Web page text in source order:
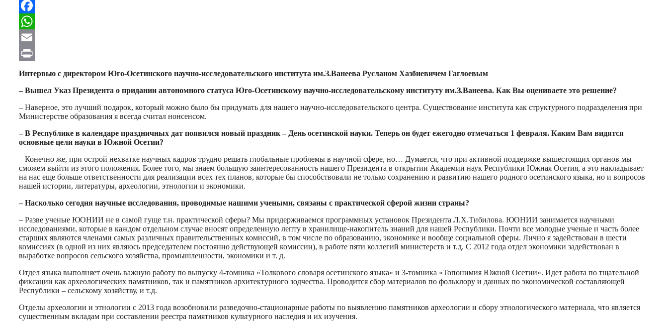
Telegram
Facebook
WhatsApp
Email
Print
Интервью с директором Юго-Осетинского научно-исследовательского института им.З.Ванеева Русланом Хазбиевичем Гаглоевым
– Вышел Указ Президента о придании автономного статуса Юго-Осетинскому научно-исследовательскому институту им.З.Ванеева. Как Вы оцениваете это решение?
– Наверное, это лучший подарок, который можно было бы придумать для нашего научно-исследовательского центра. Существование института как структурного подразделения при
Министерстве образования я всегда считал нонсенсом.
– В Республике в календаре праздничных дат появился новый праздник – День осетинской науки. Теперь он будет ежегодно отмечаться 1 февраля. Каким Вам видятся
основные цели науки в Южной Осетии?
– Конечно же, при острой нехватке научных кадров трудно решать глобальные проблемы в научной сфере, но… Думается, что при активной поддержке вышестоящих органов мы
сможем выйти из этого положения. Более того, мы знаем большую заинтересованность нашего Президента в открытии Академии наук Республики Южная Осетия, а это накладывает
на нас еще больше ответственности для реализации всех тех планов, которые бы способствовали не только сохранению и развитию нашего родного осетинского языка, но и вопросов
нашей истории, литературы, археологии, этнологии и экономики.
– Насколько сегодня научные исследования, проводимые нашими учеными, связаны с практической сферой жизни страны?
– Разве ученые ЮОНИИ не в самой гуще т.н. практической сферы? Мы придерживаемся программных установок Президента Л.Х.Тибилова. ЮОНИИ занимается научными
исследованиями, которые в каждом отдельном случае вносят определенную лепту в хранилище-накопитель знаний для нашей Республики. Почти все молодые ученые и часть более
старших являются членами самых различных правительственных комиссий, в том числе по образованию, экономике и вообще социальной сферы. Лично я задействован в шести
комиссиях (в одной из них являюсь председателем постоянно действующей комиссии), в работе пяти коллегий министерств и т.д. С 2012 года отдел экономики задействован в
выработке вопросов сельского хозяйства, промышленности, экономики и т. д.
Отдел языка выполняет очень важную работу по выпуску 4-томника «Толкового словаря осетинского языка» и 3-томника «Топонимия Южной Осетии». Идет работа по тщательной
фиксации как археологических памятников, так и памятников архитектурного зодчества. Проводится сбор материалов по фольклору и данных по экономической составляющей
Республики – сельскому хозяйству, и т.д.
Отделы археологии и этнологии с 2013 года возобновили разведочно-стационарные работы по выявлению памятников археологии и сбору этнологического материала, что является
существенным вкладам при составлении реестра памятников культурного наследия и их изучения.